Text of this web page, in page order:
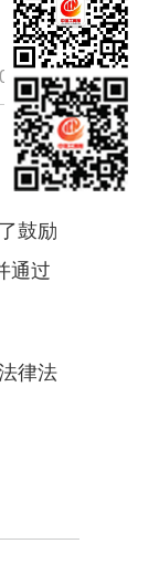
09-29
鼓励
通过
律法